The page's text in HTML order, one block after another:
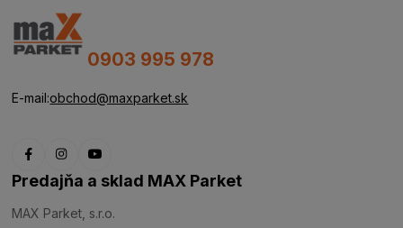
0903 995 978
E-mail:obchod@maxparket.sk
Predajňa a sklad MAX Parket
MAX Parket, s.r.o.